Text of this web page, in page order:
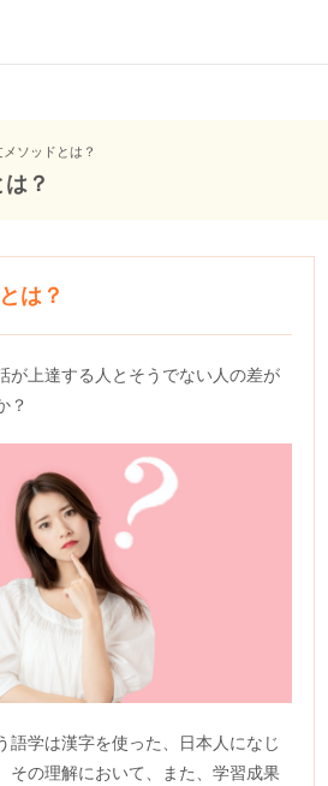
ソッドとは？
？
は？
が上達する人とそうでない人の差が
？
語学は漢字を使った、日本人になじ
その理解において、また、学習成果